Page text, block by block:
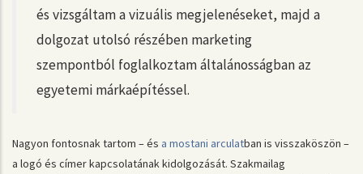
és vizsgáltam a vizuális megjelenéseket, majd a
dolgozat utolsó részében marketing
szempontból foglalkoztam általánosságban az
egyetemi márkaépítéssel.
Nagyon fontosnak tartom – és a mostani arculatban is visszaköszön –
a logó és címer kapcsolatának kidolgozását. Szakmailag